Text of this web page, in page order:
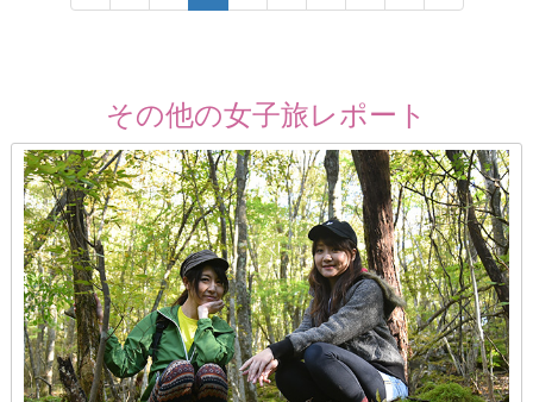
その他の女子旅レポート